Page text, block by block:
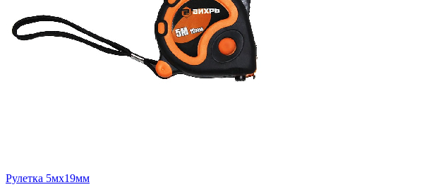
Рулетка 5мх19мм